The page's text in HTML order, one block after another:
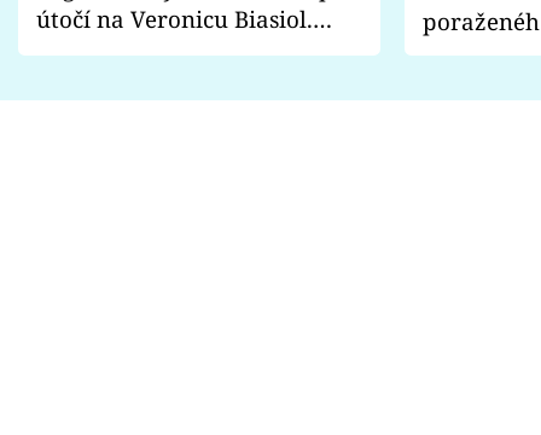
útočí na Veronicu Biasiol.
Proč je podle nich falešná a
fanoušci